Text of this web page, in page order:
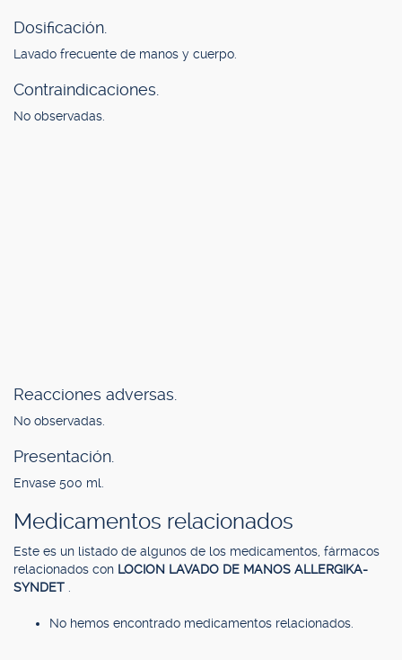
Dosificación.
Lavado frecuente de manos y cuerpo.
Contraindicaciones.
No observadas.
Reacciones adversas.
No observadas.
Presentación.
Envase 500 ml.
Medicamentos relacionados
Este es un listado de algunos de los medicamentos, fármacos
relacionados con LOCION LAVADO DE MANOS ALLERGIKA-
SYNDET
No hemos encontrado medicamentos relacionados.